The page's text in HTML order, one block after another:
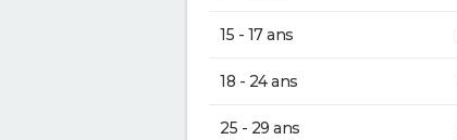
15 - 17 ans
18 - 24 ans
25 - 29 ans